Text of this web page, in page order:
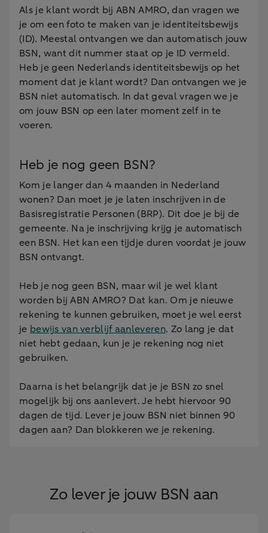
Als je klant wordt bij ABN AMRO, dan vragen we
je om een foto te maken van je identiteitsbewijs
(ID). Meestal ontvangen we dan automatisch jouw
BSN, want dit nummer staat op je ID vermeld.
Heb je geen Nederlands identiteitsbewijs op het
moment dat je klant wordt? Dan ontvangen we je
BSN niet automatisch. In dat geval vragen we je
om jouw BSN op een later moment zelf in te
voeren.
Heb je nog geen BSN?
Kom je langer dan 4 maanden in Nederland
wonen? Dan moet je je laten inschrijven in de
Basisregistratie Personen (BRP). Dit doe je bij de
gemeente. Na je inschrijving krijg je automatisch
een BSN. Het kan een tijdje duren voordat je jouw
BSN ontvangt.
Heb je nog geen BSN, maar wil je wel klant
worden bij ABN AMRO? Dat kan. Om je nieuwe
rekening te kunnen gebruiken, moet je wel eerst
je bewijs van verblijf aanleveren. Zo lang je dat
niet hebt gedaan, kun je je rekening nog niet
gebruiken.
Daarna is het belangrijk dat je je BSN zo snel
mogelijk bij ons aanlevert. Je hebt hiervoor 90
dagen de tijd. Lever je jouw BSN niet binnen 90
dagen aan? Dan blokkeren we je rekening.
Zo lever je jouw BSN aan